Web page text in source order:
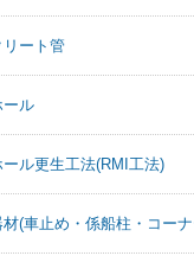
リート管
ール
ル更生工法(RMI工法)
(車止め・係船柱・コー